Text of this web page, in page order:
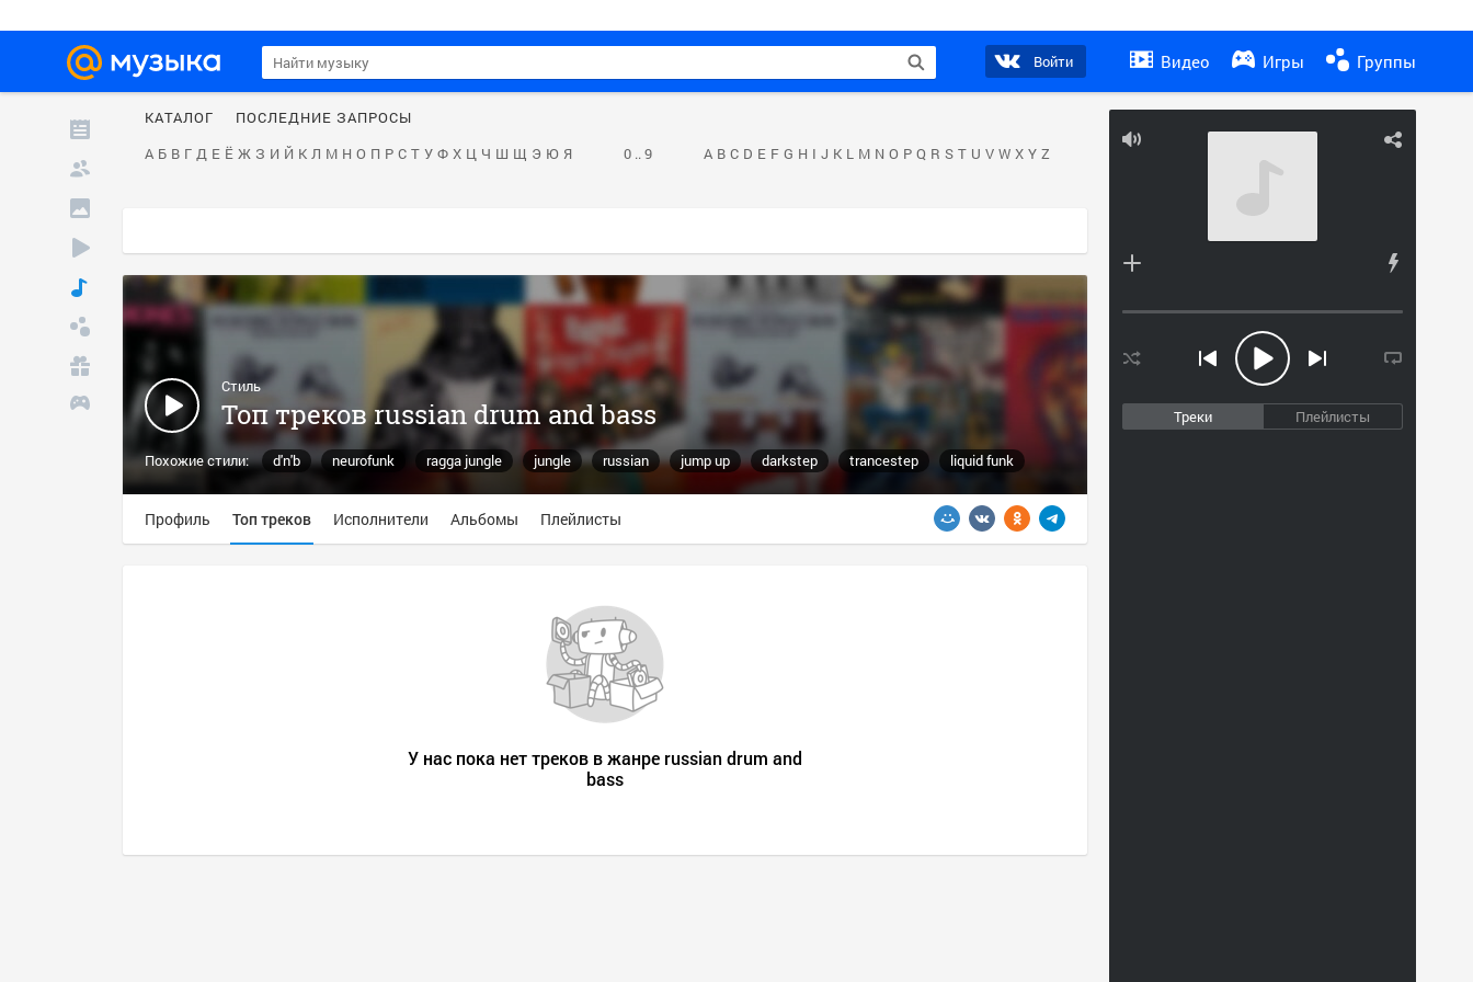
Войти Видео Игры Группы
Треки Плейлисты
КАТАЛОГ
ПОСЛЕДНИЕ ЗАПРОСЫ
А Б В Г Д Е Ё Ж З И Й К Л М Н О П Р С Т У Ф Х Ц Ч Ш Щ Э Ю Я 0 .. 9 A B C D E F G H I J K L M N O P Q R S T U V W X Y Z
Стиль
Топ треков russian drum and bass
Похожие стили: d'n'b neurofunk ragga jungle jungle russian jump up darkstep trancestep
liquid funk
dubstep
Профиль Топ треков Исполнители Альбомы Плейлисты
У нас пока нет треков в жанре russian drum and
bass